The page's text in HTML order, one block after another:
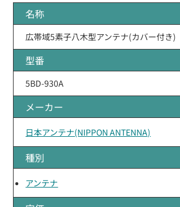
名称
広帯域5素子八木型アンテナ(カバー付き)
型番
5BD-930A
メーカー
日本アンテナ(NIPPON ANTENNA)
種別
アンテナ